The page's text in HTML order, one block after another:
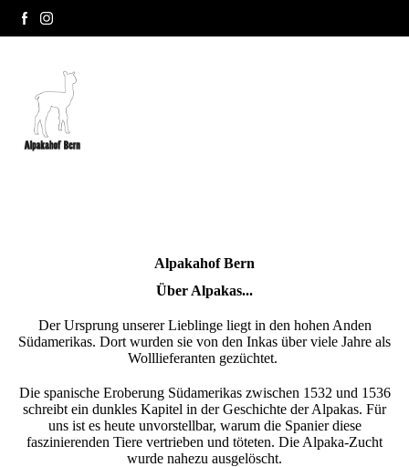
Alpakahof Bern
Über Alpakas...
Der Ursprung unserer Lieblinge liegt in den hohen Anden
Südamerikas. Dort wurden sie von den Inkas über viele Jahre als
Wolllieferanten gezüchtet.
Die spanische Eroberung Südamerikas zwischen 1532 und 1536
schreibt ein dunkles Kapitel in der Geschichte der Alpakas. Für
uns ist es heute unvorstellbar, warum die Spanier diese
faszinierenden Tiere vertrieben und töteten. Die Alpaka-Zucht
wurde nahezu ausgelöscht.